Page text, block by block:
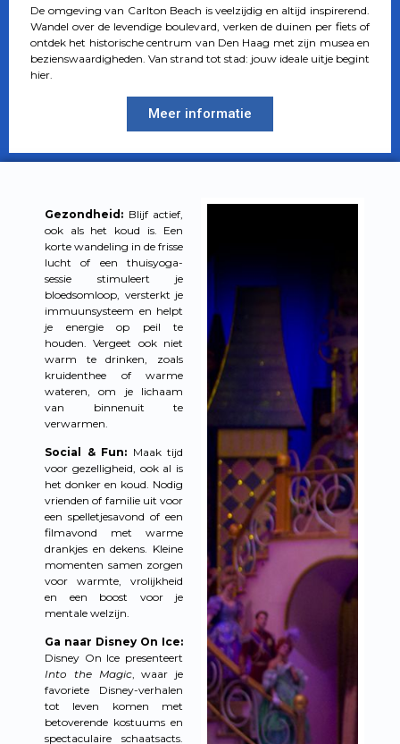
De omgeving van Carlton Beach is veelzijdig en altijd inspirerend.
Wandel over de levendige boulevard, verken de duinen per fiets of
ontdek het historische centrum van Den Haag met zijn musea en
bezienswaardigheden. Van strand tot stad: jouw ideale uitje begint
hier.
Meer informatie
Gezondheid: Blijf actief,
ook als het koud is. Een
korte wandeling in de frisse
lucht of een thuisyoga-
sessie stimuleert je
bloedsomloop, versterkt je
immuunsysteem en helpt
je energie op peil te
houden. Vergeet ook niet
warm te drinken, zoals
kruidenthee of warme
wateren, om je lichaam
van binnenuit te
verwarmen.
Social & Fun: Maak tijd
voor gezelligheid, ook al is
het donker en koud. Nodig
vrienden of familie uit voor
een spelletjesavond of een
filmavond met warme
drankjes en dekens. Kleine
momenten samen zorgen
voor warmte, vrolijkheid
en een boost voor je
mentale welzijn.
Ga naar Disney On Ice:
Disney On Ice presenteert
Into the Magic, waar je
favoriete Disney-verhalen
tot leven komen met
betoverende kostuums en
spectaculaire schaatsacts.